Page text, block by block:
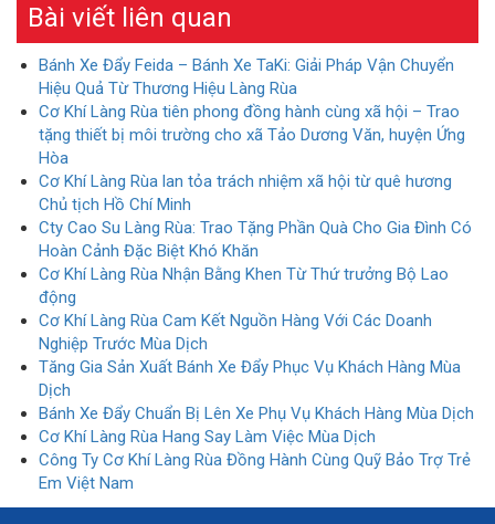
Bài viết liên quan
Bánh Xe Đẩy Feida – Bánh Xe TaKi: Giải Pháp Vận Chuyển
Hiệu Quả Từ Thương Hiệu Làng Rùa
Cơ Khí Làng Rùa tiên phong đồng hành cùng xã hội – Trao
tặng thiết bị môi trường cho xã Tảo Dương Văn, huyện Ứng
Hòa
Cơ Khí Làng Rùa lan tỏa trách nhiệm xã hội từ quê hương
Chủ tịch Hồ Chí Minh
Cty Cao Su Làng Rùa: Trao Tặng Phần Quà Cho Gia Đình Có
Hoàn Cảnh Đặc Biệt Khó Khăn
Cơ Khí Làng Rùa Nhận Bằng Khen Từ Thứ trưởng Bộ Lao
động
Cơ Khí Làng Rùa Cam Kết Nguồn Hàng Với Các Doanh
Nghiệp Trước Mùa Dịch
Tăng Gia Sản Xuất Bánh Xe Đẩy Phục Vụ Khách Hàng Mùa
Dịch
Bánh Xe Đẩy Chuẩn Bị Lên Xe Phụ Vụ Khách Hàng Mùa Dịch
Cơ Khí Làng Rùa Hang Say Làm Việc Mùa Dịch
Công Ty Cơ Khí Làng Rùa Đồng Hành Cùng Quỹ Bảo Trợ Trẻ
Em Việt Nam